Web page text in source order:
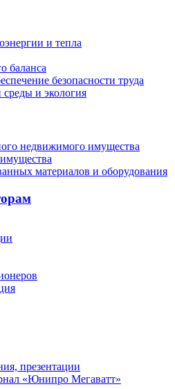
и тепла
баланса
безопасности труда
и экология
недвижимого имущества
материалов и оборудования
презентации
«Юнипро Мегаватт»